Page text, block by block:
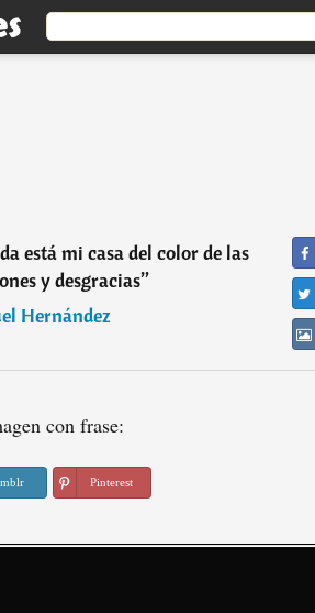
está mi casa del color de las
y desgracias”
Hernández
con frase:
Pinterest